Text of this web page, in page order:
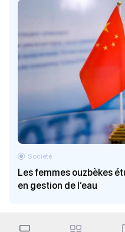
Les femmes ouzbèkes
en gestion de l’eau
Société